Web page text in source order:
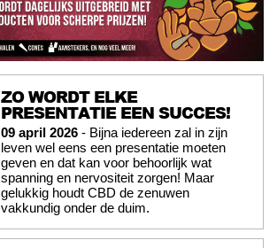
ZO WORDT ELKE
PRESENTATIE EEN SUCCES!
09 april 2026 - Bijna iedereen zal in zijn
leven wel eens een presentatie moeten
geven en dat kan voor behoorlijk wat
spanning en nervositeit zorgen! Maar
gelukkig houdt CBD de zenuwen
vakkundig onder de duim.